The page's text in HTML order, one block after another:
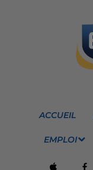
ACCUEIL
EMPLOI